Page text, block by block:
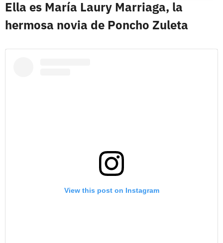
Ella es María Laury Marriaga, la
hermosa novia de Poncho Zuleta
View this post on Instagram